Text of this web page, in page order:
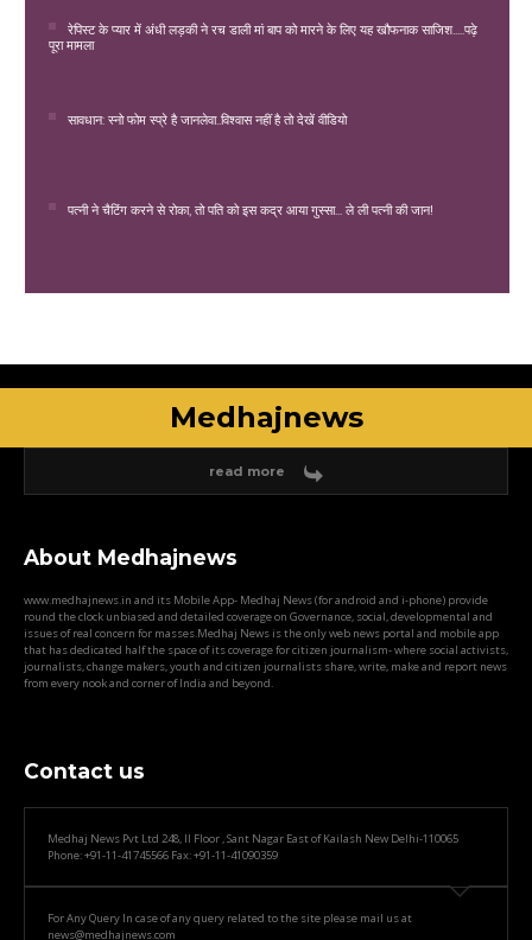
रेपिस्ट के प्यार में अंधी लड़की ने रच डाली मां बाप को मारने के लिए यह खौफनाक साजिश.....पढ़े
पूरा मामला
सावधान: स्नो फोम स्प्रे है जानलेवा..विश्वास नहीं है तो देखें वीडियो
पत्नी ने चैटिंग करने से रोका, तो पति को इस कद्र आया गुस्सा... ले ली पत्नी की जान!
Medhajnews
read more
About Medhajnews
www.medhajnews.in and its Mobile App- Medhaj News (for android and i-phone) provide
round the clock unbiased and detailed coverage on Governance, social, developmental and
issues of real concern for masses.Medhaj News is the only web news portal and mobile app
that has dedicated half the space of its coverage for citizen journalism- where social activists,
journalists, change makers, youth and citizen journalists share, write, make and report news
from every nook and corner of India and beyond.
Contact us
Medhaj News Pvt Ltd 248, II Floor , Sant Nagar East of Kailash New Delhi-110065
Phone: +91-11-41745566 Fax: +91-11-41090359
For Any Query In case of any query related to the site please mail us at
news@medhajnews.com